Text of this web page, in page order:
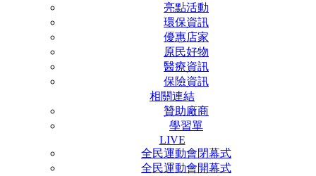
亮點活動
環保資訊
優惠店家
原民好物
醫療資訊
保險資訊
相關連結
贊助廠商
學習單
LIVE
全民運動會閉幕式
全民運動會開幕式